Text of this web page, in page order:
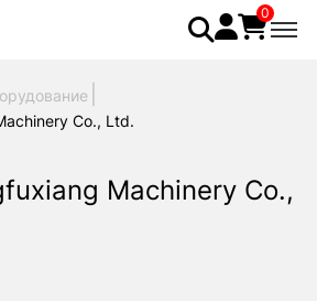
0
Co., Ltd.
Machinery Co.,